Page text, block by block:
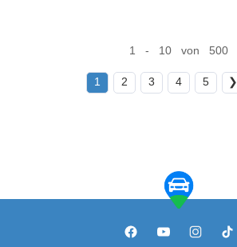
1 - 10 von 500
1 2 3 4 5 ❯